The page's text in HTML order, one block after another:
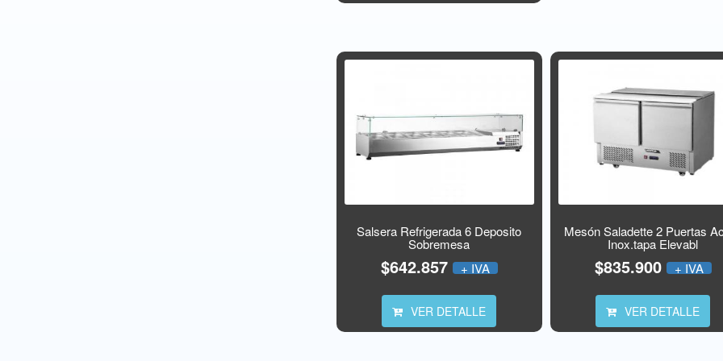
Salsera Refrigerada 6 Deposito
Sobremesa
$642.857 + IVA
VER DETALLE
Mesón Saladette 2 Puertas
Inox.tapa Elevabl
$835.900 + IVA
VER DETALLE